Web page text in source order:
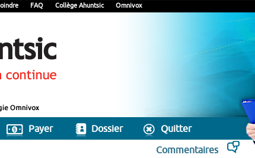
FAQ Collège Ahuntsic Omnivox
Payer Dossier
Quitter
Commentaires